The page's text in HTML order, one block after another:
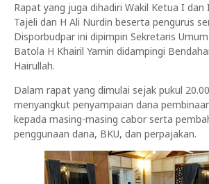
Rapat yang juga dihadiri Wakil Ketua I
Tajeli dan H Ali Nurdin beserta pengurus
Disporbudpar ini dipimpin Sekretaris
Batola H Khairil Yamin didampingi
Hairullah.
Dalam rapat yang dimulai sejak pukul
menyangkut penyampaian dana
kepada masing-masing cabor serta
penggunaan dana, BKU, dan perpajakan.